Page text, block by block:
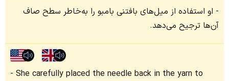
او استفاده از میل‌های بافتنی بامبو را به‌خاطر سطح صاف
آن‌ها ترجیح می‌دهد.
She carefully placed the needle back in the yarn to